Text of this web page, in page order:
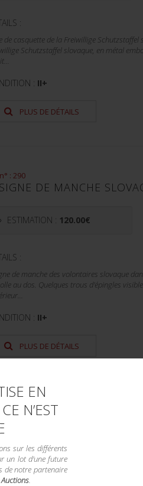
EN
N’EST
sur les différents
un lot d'une future
de notre partenaire
.
:
de casquette de la Freiwillige Schutzstaffel
Schutzstaffel slovaque, en métal
: II+
PLUS DE DÉTAILS
: 290
DE MANCHE
ESTIMATION : 120.00€
:
de manche des volontaires slovaque
au dos. Quelques trous d'épingles
: II+
PLUS DE DÉTAILS
: 291
DE CASQUETTE DE LA
SCHUTZSTAFFEL.